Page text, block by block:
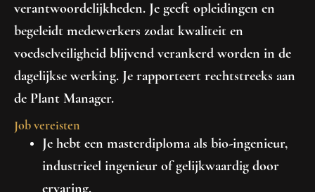
verantwoordelijkheden. Je geeft opleidingen en
begeleidt medewerkers zodat kwaliteit en
voedselveiligheid blijvend verankerd worden in de
dagelijkse werking. Je rapporteert rechtstreeks aan
de Plant Manager.
Job vereisten
Je hebt een masterdiploma als bio-ingenieur,
industrieel ingenieur of gelijkwaardig door